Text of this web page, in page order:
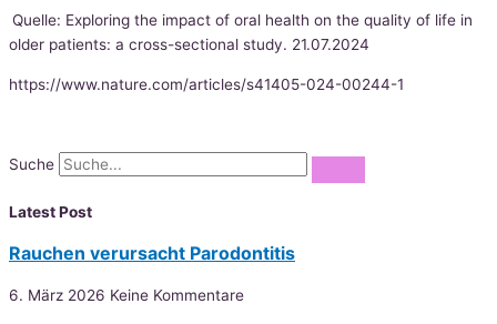
Quelle: Exploring the impact of oral health on the quality of life in
older patients: a cross-sectional study. 21.07.2024
https://www.nature.com/articles/s41405-024-00244-1
Suche
Latest Post
Rauchen verursacht Parodontitis
6. März 2026 Keine Kommentare